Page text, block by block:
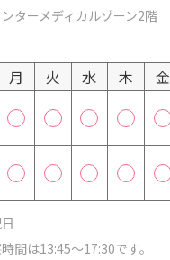
ターメディカルゾーン2階
月 火 水 木 金
間は13:45～17:30です。